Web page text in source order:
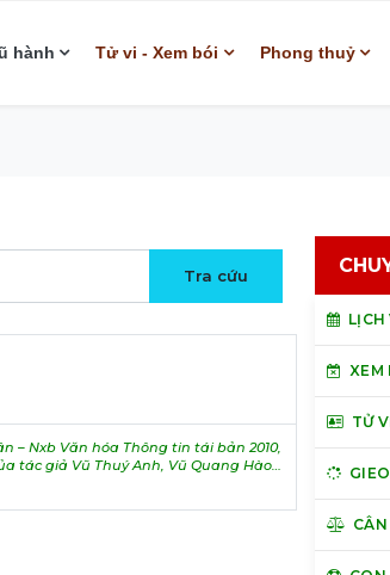
hành Tử vi - Xem bói Phong thuỷ
– Nxb Văn hóa Thông tin tái bản 2010,
tác giả Vũ Thuý Anh, Vũ Quang Hào…
LỊCH
XEM
TỬ